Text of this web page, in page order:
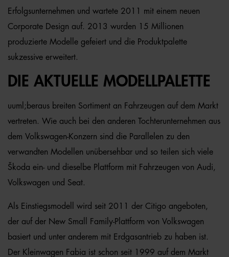
Erfolgsunternehmen und wartete 2011 mit einem neuen
Corporate Design auf. 2013 wurden 15 Millionen
produzierte Modelle gefeiert und die Produktpalette
sukzessive erweitert.
DIE AKTUELLE MODELLPALETTE
uuml;beraus breiten Sortiment an Fahrzeugen auf dem Markt
vertreten. Wie auch bei den anderen Tochterunternehmen aus
dem Volkswagen-Konzern sind die Parallelen zu den
verwandten Modellen unübersehbar und so teilen sich viele
Škoda ein- und dieselbe Plattform mit Fahrzeugen von Audi,
Volkswagen und Seat.
Als Einstiegsmodell wird seit 2011 der Citigo angeboten,
der auf der New Small Family-Plattform von Volkswagen
basiert und unter anderem mit Erdgasantrieb zu haben ist.
Der Kleinwagen Fabia ist schon seit 1999 auf dem Markt